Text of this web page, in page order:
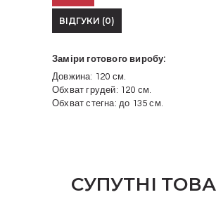
ВІДГУКИ (0)
Заміри готового виробу:
Довжина: 120 см.
Обхват грудей: 120 см.
Обхват стегна: до 135 см.
СУПУТНІ